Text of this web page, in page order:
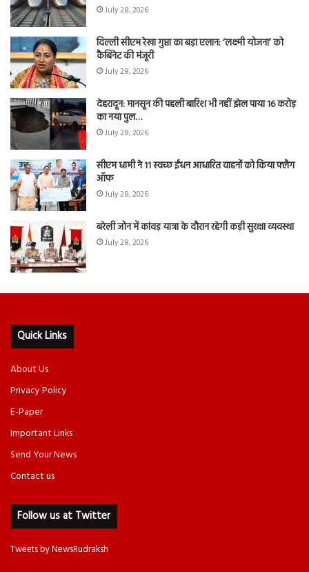
July 28, 2026
दिल्ली सीएम रेखा गुप्ता का बड़ा एलान: ‘लक्ष्मी योजना’ को
कैबिनेट की मंजूरी
July 28, 2026
देहरादून: मानसून की पहली बारिश भी नहीं झेल पाया 16 करोड़
का नया पुल…
July 28, 2026
सीएम धामी ने 11 स्वच्छ ईंधन आधारित वाहनों को किया फ्लैग
ऑफ
July 28, 2026
बरेली जोन में कांवड़ यात्रा के दौरान रहेगी कड़ी सुरक्षा व्यवस्था
July 28, 2026
Quick Links
About Us
Privacy Policy
E-Paper
Important Links
Send Your News
Contact us
Follow us at Twitter
Tweets by NewsRudraksh